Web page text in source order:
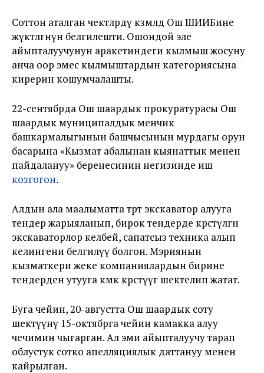
Соттон аталган чектөөлөрдү көзөмөлдөө Ош ШИИБине
жүктөлгөнүн белгилешти. Ошондой эле
айыпталуучунун аракетиндеги кылмыш жосуну
анча оор эмес кылмыштардын категориясына
кирерин кошумчалашты.
22-сентябрда Ош шаардык прокуратурасы Ош
шаардык муниципалдык менчик
башкармалыгынын башчысынын мурдагы орун
басарына«Кызмат абалынан кыянаттык менен
пайдалануу» беренесинин негизинде иш
козгогон.
Алдын ала маалыматта төрт экскаватор алууга
тендер жарыяланып, бирок тендерде көрсөтүлгөн
экскаваторлор келбей, сапатсыз техника алып
келингени белгилүү болгон. Мэриянын
кызматкери жеке компаниялардын бирине
тендерден утууга көмөк көрсөтүүгө шектелип жатат.
Буга чейин, 20-августта Ош шаардык соту
шектүүнү 15-октябрга чейин камакка алуу
чечимин чыгарган. Ал эми айыпталуучу тарап
облустук сотко апелляциялык даттануу менен
кайрылган.